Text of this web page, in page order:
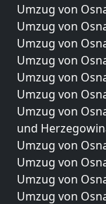
Umzug von
Umzug von
Umzug von
Umzug von
Umzug von
Umzug von
Umzug von
und
Umzug von
Umzug von
Umzug von
Umzug von